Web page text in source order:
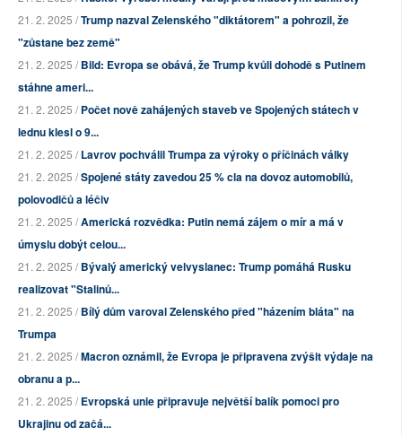
21. 2. 2025 /Trump nazval Zelenského "diktátorem" a pohrozil, že
"zůstane bez země"
21. 2. 2025 /Bild: Evropa se obává, že Trump kvůli dohodě s Putinem
stáhne ameri...
21. 2. 2025 /Počet nově zahájených staveb ve Spojených státech v
lednu klesl o 9...
21. 2. 2025 /Lavrov pochválil Trumpa za výroky o příčinách války
21. 2. 2025 /Spojené státy zavedou 25 % cla na dovoz automobilů,
polovodičů a léčiv
21. 2. 2025 /Americká rozvědka: Putin nemá zájem o mír a má v
úmyslu dobýt celou...
21. 2. 2025 /Bývalý americký velvyslanec: Trump pomáhá Rusku
realizovat "Stalinů...
21. 2. 2025 /Bílý dům varoval Zelenského před "házením bláta" na
Trumpa
21. 2. 2025 /Macron oznámil, že Evropa je připravena zvýšit výdaje na
obranu a p...
21. 2. 2025 /Evropská unie připravuje největší balík pomoci pro
Ukrajinu od začá...